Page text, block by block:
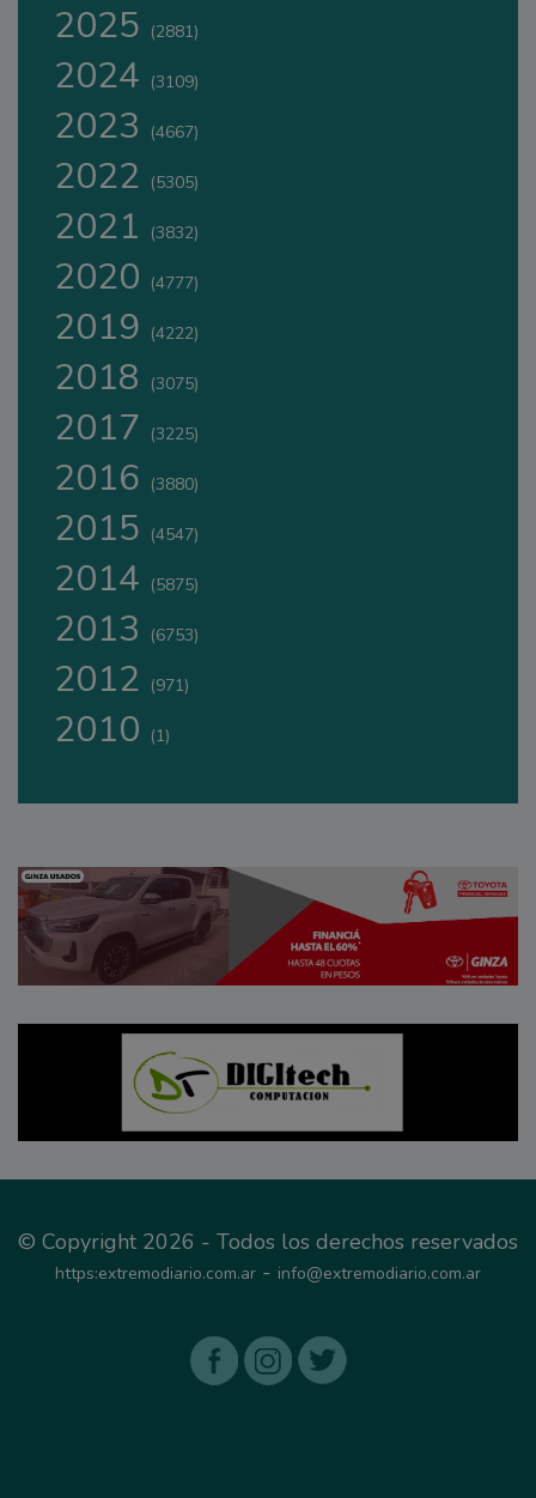
2025 (2881)
2024 (3109)
2023 (4667)
2022 (5305)
2021 (3832)
2020 (4777)
2019 (4222)
2018 (3075)
2017 (3225)
2016 (3880)
2015 (4547)
2014 (5875)
2013 (6753)
2012 (971)
2010 (1)
© Copyright 2026 - Todos los derechos reservados
https:extremodiario.com.ar - info@extremodiario.com.ar